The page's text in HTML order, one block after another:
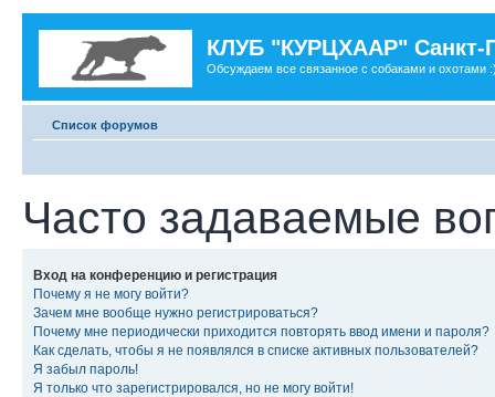
КЛУБ "КУРЦХААР" Санкт-
Обсуждаем все связанное с собаками и охотами
Список форумов
Часто задаваемые
Вход на конференцию и регистрация
Почему я не могу войти?
Зачем мне вообще нужно регистрироваться?
Почему мне периодически приходится повторять ввод имени и пароля?
Как сделать, чтобы я не появлялся в списке активных пользователей?
Я забыл пароль!
Я только что зарегистрировался, но не могу войти!